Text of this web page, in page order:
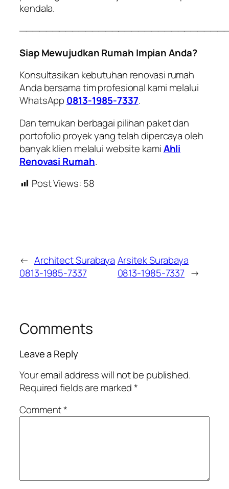
kendala.
Siap Mewujudkan Rumah Impian Anda?
Konsultasikan kebutuhan renovasi rumah
Anda bersama tim profesional kami melalui
WhatsApp 0813-1985-7337.
Dan temukan berbagai pilihan paket dan
portofolio proyek yang telah dipercaya oleh
banyak klien melalui website kamiAhli
Renovasi Rumah.
Post Views: 58
← Architect Surabaya
0813-1985-7337
Arsitek Surabaya
0813-1985-7337 →
Comments
Leave a Reply
Your email address will not be published.
Required fields are marked*
Comment*